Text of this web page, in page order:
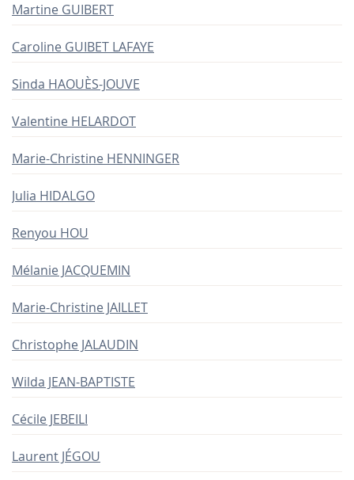
Martine GUIBERT
Caroline GUIBET LAFAYE
Sinda HAOUÈS-JOUVE
Valentine HELARDOT
Marie-Christine HENNINGER
Julia HIDALGO
Renyou HOU
Mélanie JACQUEMIN
Marie-Christine JAILLET
Christophe JALAUDIN
Wilda JEAN-BAPTISTE
Cécile JEBEILI
Laurent JÉGOU